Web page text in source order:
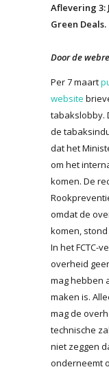
Aflevering 3:
Green Deals.
Door de
Per 7 maart
website
tabakslobby.
de
dat het
om het
komen. De
omdat de
komen,
In het FCTC-
overheid
mag hebben
maken is.
mag de
technische
niet zeggen
onderneemt